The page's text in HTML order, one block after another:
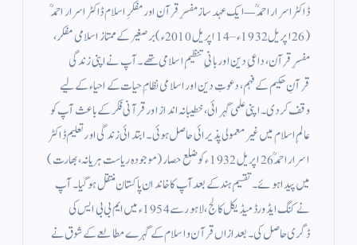
ڈاکٹر اسرار احمدؒ — ایک عہد ساز مفسرِ قرآن اور مفکرِ اسلام ڈاکٹر اسرار احمدؒ
(26 اپریل 1932ء – 14 اپریل 2010ء) برصغیر کے ممتاز اسلامی مفکر،
مفسرِ قرآن، داعیِ دین اور بانیِ تنظیمِ اسلامی تھے۔ آپ نے اپنی زندگی
قرآنِ حکیم کے فہم، دعوتِ دین اور اسلامی نظامِ حیات کے احیاء کے لیے
وقف کر دی۔ اپنی علمی گہرائی، خطیبانہ انداز اور قرآنی فکر کے باعث آپ کو
عالمِ اسلام میں غیر معمولی پذیرائی حاصل ہوئی۔ ابتدائی زندگی اور تعلیم ڈاکٹر
اسرار احمدؒ 26 اپریل 1932ء کو ضلع حصار (موجودہ ریاست ہریانہ، بھارت)
میں پیدا ہوئے۔ تقسیمِ ہند کے بعد آپ کا خاندان پاکستان منتقل ہو گیا۔ آپ
نے کنگ ایڈورڈ میڈیکل کالج، لاہور سے 1954ء میں ایم بی بی ایس کی
ڈگری حاصل کی۔ بعد ازاں قرآن و اسلام کے گہرے مطالعے کے شوق نے